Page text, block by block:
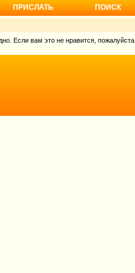
ПРИСЛАТЬ ПОИСК
Если вам это не нравится, пожалуйста,